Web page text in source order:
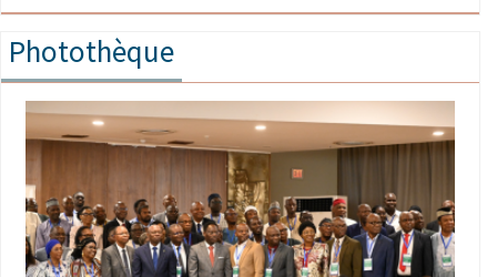
Photothèque
Image